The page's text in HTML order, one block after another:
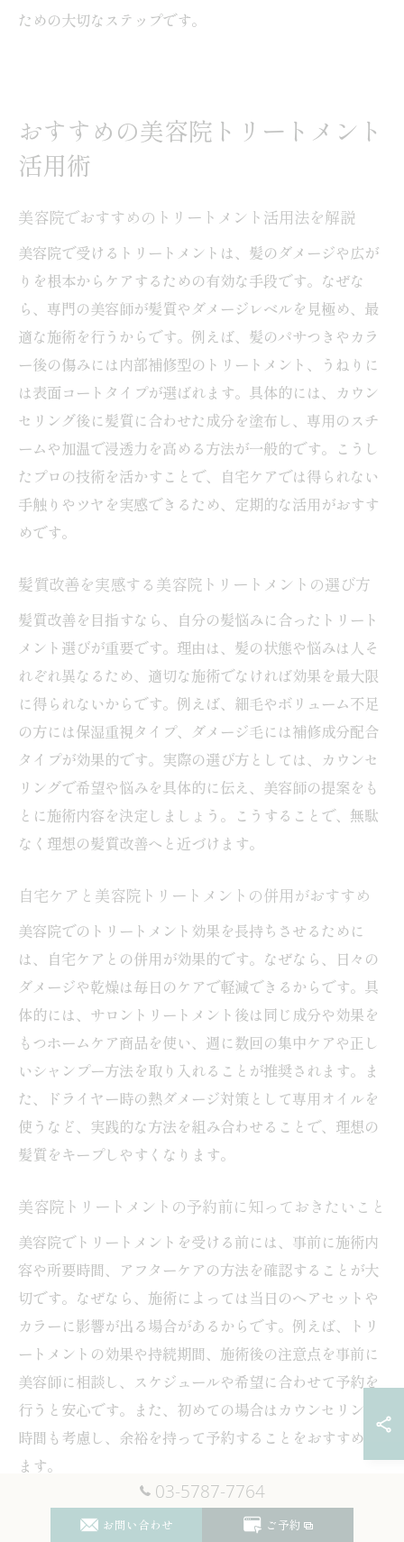
ための大切なステップです。
おすすめの美容院トリートメント
活用術
美容院でおすすめのトリートメント活用法を解説
美容院で受けるトリートメントは、髪のダメージや広が
りを根本からケアするための有効な手段です。なぜな
ら、専門の美容師が髪質やダメージレベルを見極め、最
適な施術を行うからです。例えば、髪のパサつきやカラ
ー後の傷みには内部補修型のトリートメント、うねりに
は表面コートタイプが選ばれます。具体的には、カウン
セリング後に髪質に合わせた成分を塗布し、専用のスチ
ームや加温で浸透力を高める方法が一般的です。こうし
たプロの技術を活かすことで、自宅ケアでは得られない
手触りやツヤを実感できるため、定期的な活用がおすす
めです。
髪質改善を実感する美容院トリートメントの選び方
髪質改善を目指すなら、自分の髪悩みに合ったトリート
メント選びが重要です。理由は、髪の状態や悩みは人そ
れぞれ異なるため、適切な施術でなければ効果を最大限
に得られないからです。例えば、細毛やボリューム不足
の方には保湿重視タイプ、ダメージ毛には補修成分配合
タイプが効果的です。実際の選び方としては、カウンセ
リングで希望や悩みを具体的に伝え、美容師の提案をも
とに施術内容を決定しましょう。こうすることで、無駄
なく理想の髪質改善へと近づけます。
自宅ケアと美容院トリートメントの併用がおすすめ
美容院でのトリートメント効果を長持ちさせるために
は、自宅ケアとの併用が効果的です。なぜなら、日々の
ダメージや乾燥は毎日のケアで軽減できるからです。具
体的には、サロントリートメント後は同じ成分や効果を
もつホームケア商品を使い、週に数回の集中ケアや正し
いシャンプー方法を取り入れることが推奨されます。ま
た、ドライヤー時の熱ダメージ対策として専用オイルを
使うなど、実践的な方法を組み合わせることで、理想の
髪質をキープしやすくなります。
美容院トリートメントの予約前に知っておきたいこと
美容院でトリートメントを受ける前には、事前に施術内
容や所要時間、アフターケアの方法を確認することが大
切です。なぜなら、施術によっては当日のヘアセットや
カラーに影響が出る場合があるからです。例えば、トリ
ートメントの効果や持続期間、施術後の注意点を事前に
美容師に相談し、スケジュールや希望に合わせて予約を
行うと安心です。また、初めての場合はカウンセリング
時間も考慮し、余裕を持って予約することをおすすめし
ます。
トリートメント美容院で理想の髪質を手に入れる方法
03-5787-7764
お問い合わせ ご予約